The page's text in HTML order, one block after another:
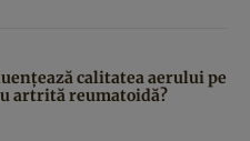
calitatea aerului pe
artrită reumatoidă?